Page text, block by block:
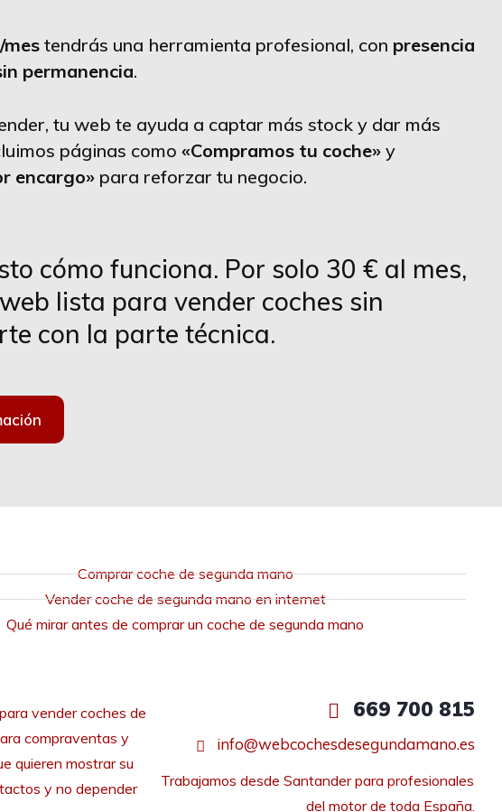
mes tendrás una herramienta profesional, con presencia
permanencia.
tu web te ayuda a captar más stock y dar más
páginas como«Compramos tu coche» y
encargo» para reforzar tu negocio.
cómo funciona. Por solo 30 € al mes,
lista para vender coches sin
con la parte técnica.
Comprar coche de segunda mano
Vender coche de segunda mano en internet
Qué mirar antes de comprar un coche de segunda mano
vender coches de
compraventas y
quieren mostrar su
y no depender
669 700 815
info@webcochesdesegundamano.es
Trabajamos desde Santander para profesionales
del motor de toda España.